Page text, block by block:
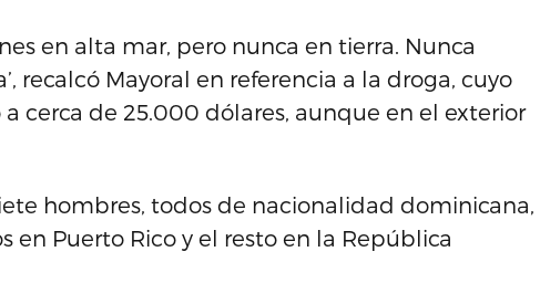
en alta mar, pero nunca en tierra. Nunca
recalcó Mayoral en referencia a la droga, cuyo
cerca de 25.000 dólares, aunque en el exterior
hombres, todos de nacionalidad dominicana,
en Puerto Rico y el resto en la República